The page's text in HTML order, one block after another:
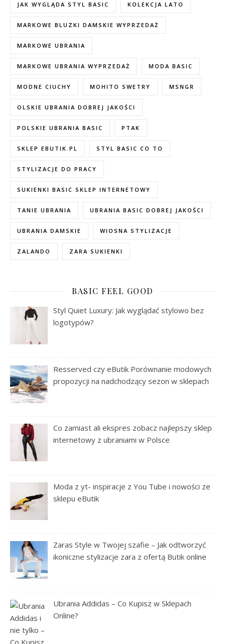
JAK WYGLĄDA STYL BASIC KOLEKCJA LATO
MARKOWE BLUZKI DAMSKIE WYPRZEDAŻ
MARKOWE UBRANIA
MARKOWE UBRANIA WYPRZEDAŻ MODA BASIC
MODNE CIUCHY MOHITO SWETRY MSNGR
OLSKIE UBRANIA DOBREJ JAKOŚCI
POLSKIE UBRANIA BASIC PTAK
SKLEP EBUTIK.PL STYL BASIC CO TO
STYLIZACJE DO PRACY
SUKIENKI BASIC SKLEP INTERNETOWY
TANIE UBRANIA UBRANIA BASIC DOBREJ JAKOŚCI
UBRANIA DAMSKIE WIOSNA STYLIZACJE
ZALANDO ZARA SUKIENKI
BASIC FEEL GOOD
Styl Quiet Luxury: Jak wyglądać stylowo bez
logotypów?
Resserved czy eButik Porównanie modowych
propozycji na nadchodzący sezon w sklepach
Co zamiast ali ekspres zobacz najlepszy sklep
internetowy z ubraniami w Polsce
Moda z yt- inspiracje z You Tube i nowości ze
sklepu eButik
Zaras Style w Twojej szafie – Jak odtworzyć
ikoniczne stylizacje zara z ofertą Butik online
Ubrania Addidas – Co Kupisz w Sklepach
Online?